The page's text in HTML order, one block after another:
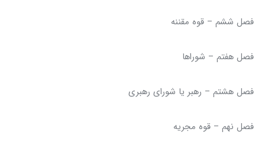
فصل ششم – قوه مقننه
فصل هفتم – شوراها
فصل هشتم – رهبر یا شورای رهبری
فصل نهم – قوه مجریه